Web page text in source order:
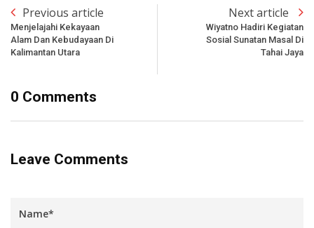
Previous article
Menjelajahi Kekayaan
Alam Dan Kebudayaan Di
Kalimantan Utara
Next article
Wiyatno Hadiri Kegiatan
Sosial Sunatan Masal Di
Tahai Jaya
0 Comments
Leave Comments